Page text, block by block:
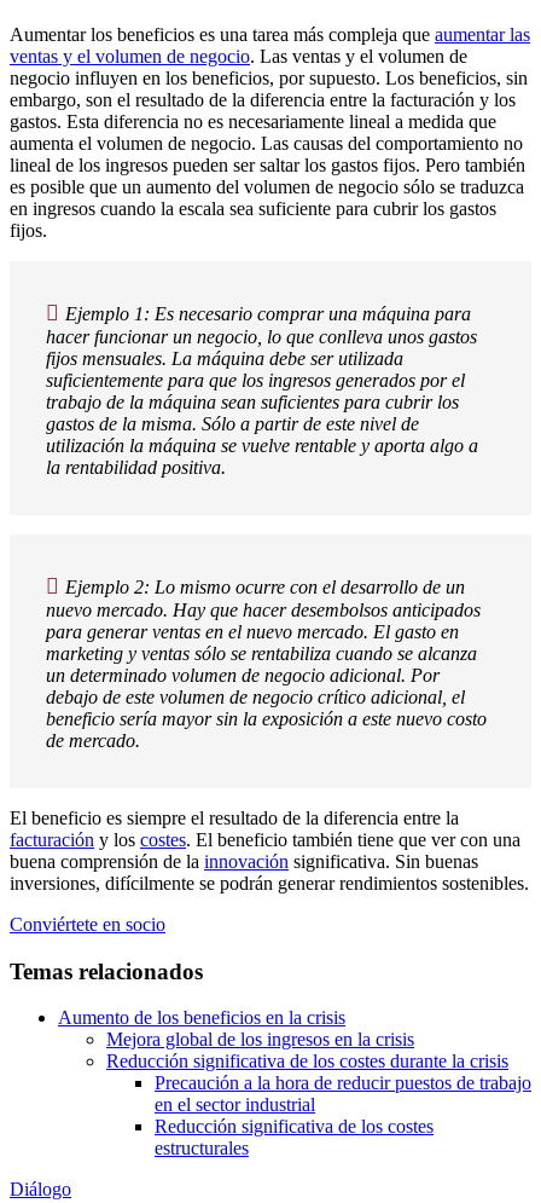
Aumentar los beneficios es una tarea más compleja que aumentar las
ventas y el volumen de negocio. Las ventas y el volumen de
negocio influyen en los beneficios, por supuesto. Los beneficios, sin
embargo, son el resultado de la diferencia entre la facturación y los
gastos. Esta diferencia no es necesariamente lineal a medida que
aumenta el volumen de negocio. Las causas del comportamiento no
lineal de los ingresos pueden ser saltar los gastos fijos. Pero también
es posible que un aumento del volumen de negocio sólo se traduzca
en ingresos cuando la escala sea suficiente para cubrir los gastos
fijos.
Ejemplo 1: Es necesario comprar una máquina para
hacer funcionar un negocio, lo que conlleva unos gastos
fijos mensuales. La máquina debe ser utilizada
suficientemente para que los ingresos generados por el
trabajo de la máquina sean suficientes para cubrir los
gastos de la misma. Sólo a partir de este nivel de
utilización la máquina se vuelve rentable y aporta algo a
la rentabilidad positiva.
Ejemplo 2: Lo mismo ocurre con el desarrollo de un
nuevo mercado. Hay que hacer desembolsos anticipados
para generar ventas en el nuevo mercado. El gasto en
marketing y ventas sólo se rentabiliza cuando se alcanza
un determinado volumen de negocio adicional. Por
debajo de este volumen de negocio crítico adicional, el
beneficio sería mayor sin la exposición a este nuevo costo
de mercado.
El beneficio es siempre el resultado de la diferencia entre la
facturación y los costes. El beneficio también tiene que ver con una
buena comprensión de la innovación significativa. Sin buenas
inversiones, difícilmente se podrán generar rendimientos sostenibles.
Conviértete en socio
Temas relacionados
Aumento de los beneficios en la crisis
Mejora global de los ingresos en la crisis
Reducción significativa de los costes durante la crisis
Precaución a la hora de reducir puestos de trabajo
en el sector industrial
Reducción significativa de los costes
estructurales
Diálogo